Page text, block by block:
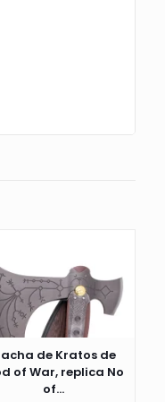
de Kratos de
of War, replica No
of...